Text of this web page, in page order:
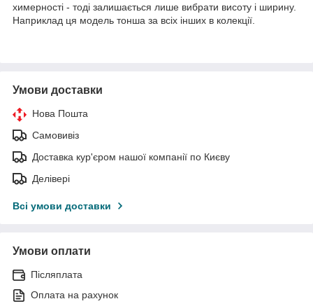
химерності - тоді залишається лише вибрати висоту і ширину.
Наприклад ця модель тонша за всіх інших в колекції.
Умови доставки
Нова Пошта
Самовивіз
Доставка кур'єром нашої компанії по Києву
Делівері
Всі умови доставки
Умови оплати
Післяплата
Оплата на рахунок